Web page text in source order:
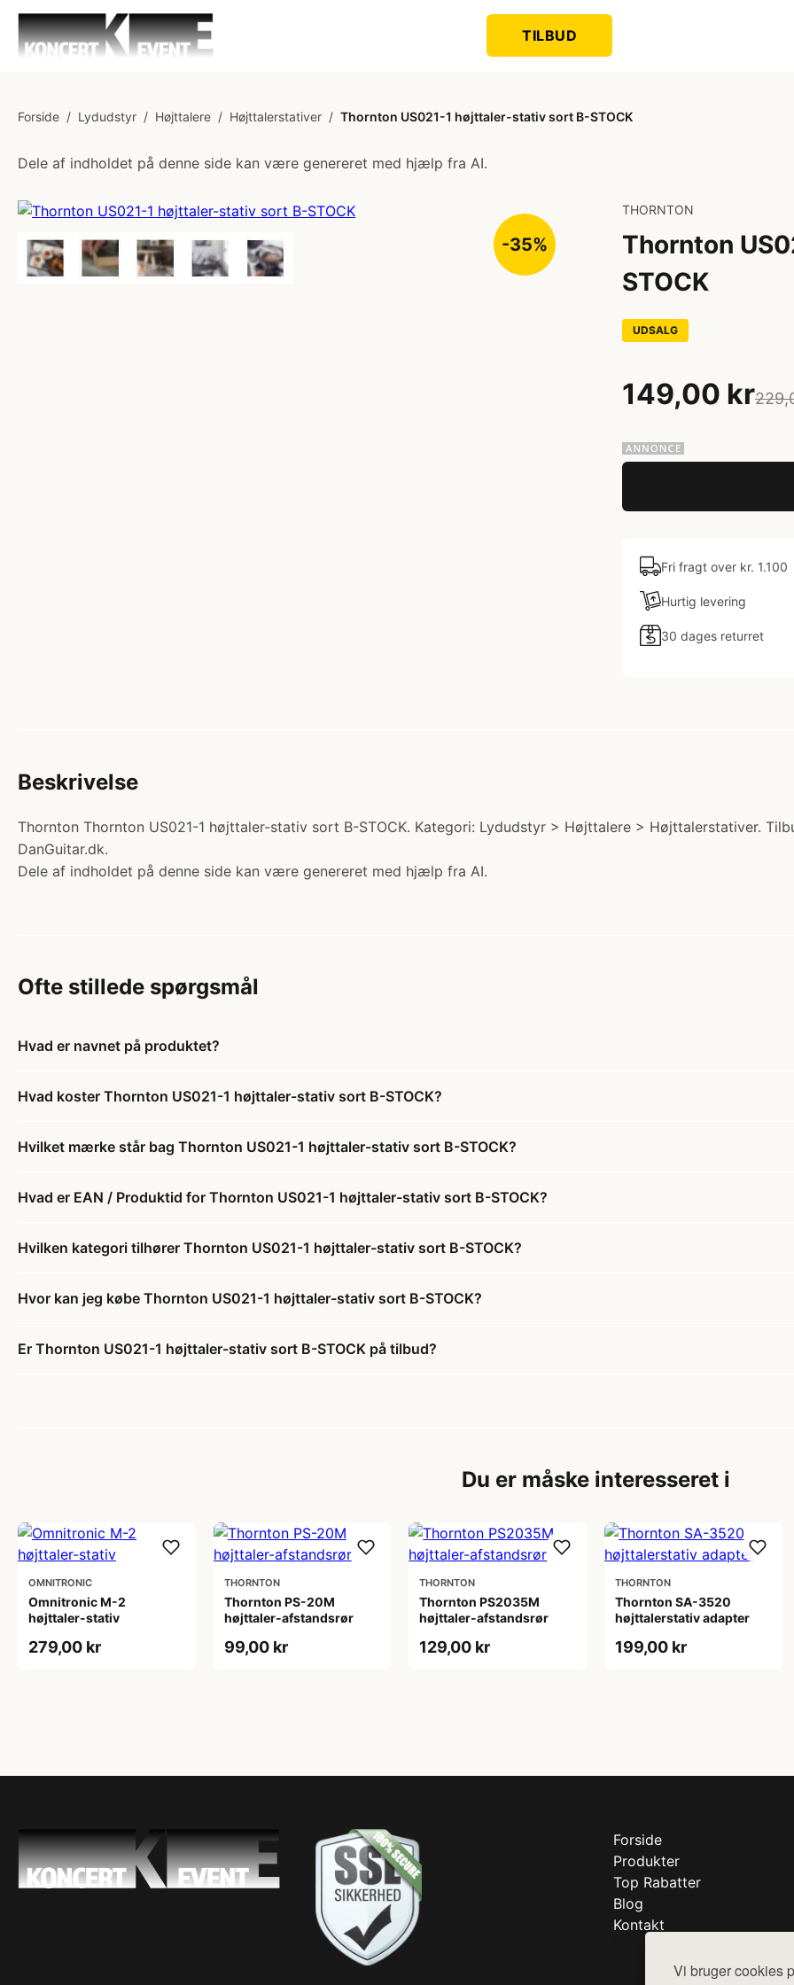
Vi bruger cookies
TILBUD
Forside / Lydudstyr / Højttalere / Højttalerstativer / Thornton US021-1 højttaler-stativ sort B-STOCK
Dele af indholdet på denne side kan være genereret med hjælp fra AI.
-35%
THORNTON
Thornton
STOCK
UDSALG
149,00 kr
Fri fragt over kr. 1.100
Hurtig levering
30 dages returret
Beskrivelse
Thornton Thornton US021-1 højttaler-stativ sort B-STOCK. Kategori: Lydudstyr > Højttalere > Højttalerstativer.
DanGuitar.dk.
Dele af indholdet på denne side kan være genereret med hjælp fra AI.
Ofte stillede spørgsmål
Hvad er navnet på produktet?
Hvad koster Thornton US021-1 højttaler-stativ sort B-STOCK?
Hvilket mærke står bag Thornton US021-1 højttaler-stativ sort B-STOCK?
Hvad er EAN / Produktid for Thornton US021-1 højttaler-stativ sort B-STOCK?
Hvilken kategori tilhører Thornton US021-1 højttaler-stativ sort B-STOCK?
Hvor kan jeg købe Thornton US021-1 højttaler-stativ sort B-STOCK?
Er Thornton US021-1 højttaler-stativ sort B-STOCK på tilbud?
Du er måske interesseret i
OMNITRONIC
Omnitronic M-2
højttaler-stativ
279,00 kr
THORNTON
Thornton PS-20M
højttaler-afstandsrør
99,00 kr
THORNTON
Thornton PS2035M
højttaler-afstandsrør
129,00 kr
THORNTON
Thornton SA-3520
højttalerstativ adapter
199,00 kr
Forside
Produkter
Top Rabatter
Blog
Kontakt